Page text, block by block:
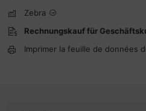
Zebra
Rechnungskauf für
Imprimer la feuille de données